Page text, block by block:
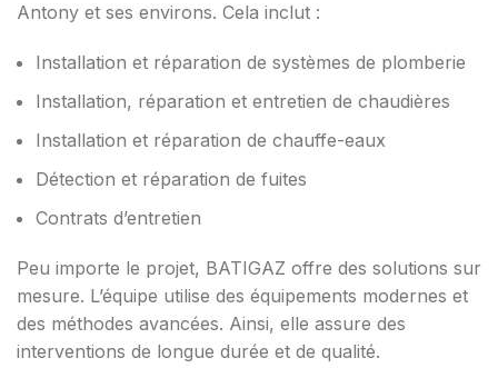
Antony et ses environs. Cela inclut :
Installation et réparation de systèmes de plomberie
Installation, réparation et entretien de chaudières
Installation et réparation de chauffe-eaux
Détection et réparation de fuites
Contrats d’entretien
Peu importe le projet, BATIGAZ offre des solutions sur
mesure. L’équipe utilise des équipements modernes et
des méthodes avancées. Ainsi, elle assure des
interventions de longue durée et de qualité.